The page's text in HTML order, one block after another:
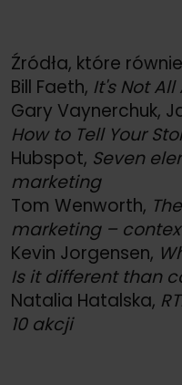
Źródła, które
Bill Faeth, It's Not
Gary Vaynerchuk,
How to Tell Your
Hubspot, Seven
marketing
Tom Wenworth,
marketing –
Kevin Jorgensen,
Is it different than
Natalia Hatalska,
10 akcji